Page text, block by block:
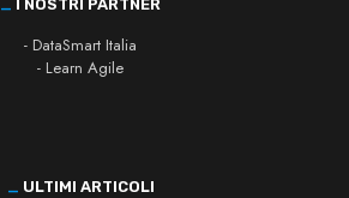
_ I NOSTRI PARTNER
- DataSmart Italia
- Learn Agile
_ ULTIMI ARTICOLI